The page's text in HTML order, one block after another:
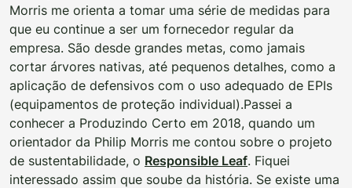
Morris me orienta a tomar uma série de medidas para
que eu continue a ser um fornecedor regular da
empresa. São desde grandes metas, como jamais
cortar árvores nativas, até pequenos detalhes, como a
aplicação de defensivos com o uso adequado de EPIs
(equipamentos de proteção individual).Passei a
conhecer a Produzindo Certo em 2018, quando um
orientador da Philip Morris me contou sobre o projeto
de sustentabilidade, o Responsible Leaf. Fiquei
interessado assim que soube da história. Se existe uma